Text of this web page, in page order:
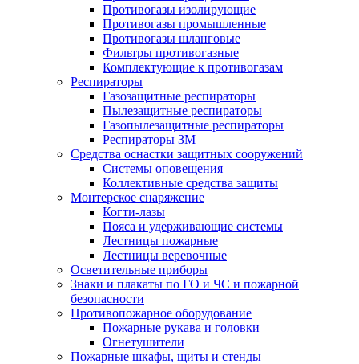
Противогазы изолирующие
Противогазы промышленные
Противогазы шланговые
Фильтры противогазные
Комплектующие к противогазам
Респираторы
Газозащитные респираторы
Пылезащитные респираторы
Газопылезащитные респираторы
Респираторы ЗМ
Средства оснастки защитных сооружений
Системы оповещения
Коллективные средства защиты
Монтерское снаряжение
Когти-лазы
Пояса и удерживающие системы
Лестницы пожарные
Лестницы веревочные
Осветительные приборы
Знаки и плакаты по ГО и ЧС и пожарной
безопасности
Противопожарное оборудование
Пожарные рукава и головки
Огнетушители
Пожарные шкафы, щиты и стенды